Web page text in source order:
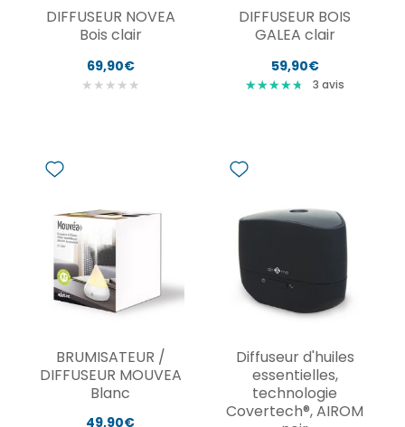
DIFFUSEUR NOVEA
Bois clair
69,90€
★ ★ ★ ★ ★
DIFFUSEUR BOIS
GALEA clair
59,90€
★★★★★
★★★★★ 3 avis
BRUMISATEUR /
DIFFUSEUR MOUVEA
Blanc
49,90€
Diffuseur d'huiles
essentielles,
technologie
Covertech®, AIROM